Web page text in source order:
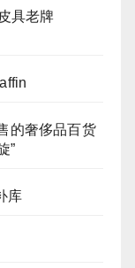
具老牌
的奢侈品百货
”
库